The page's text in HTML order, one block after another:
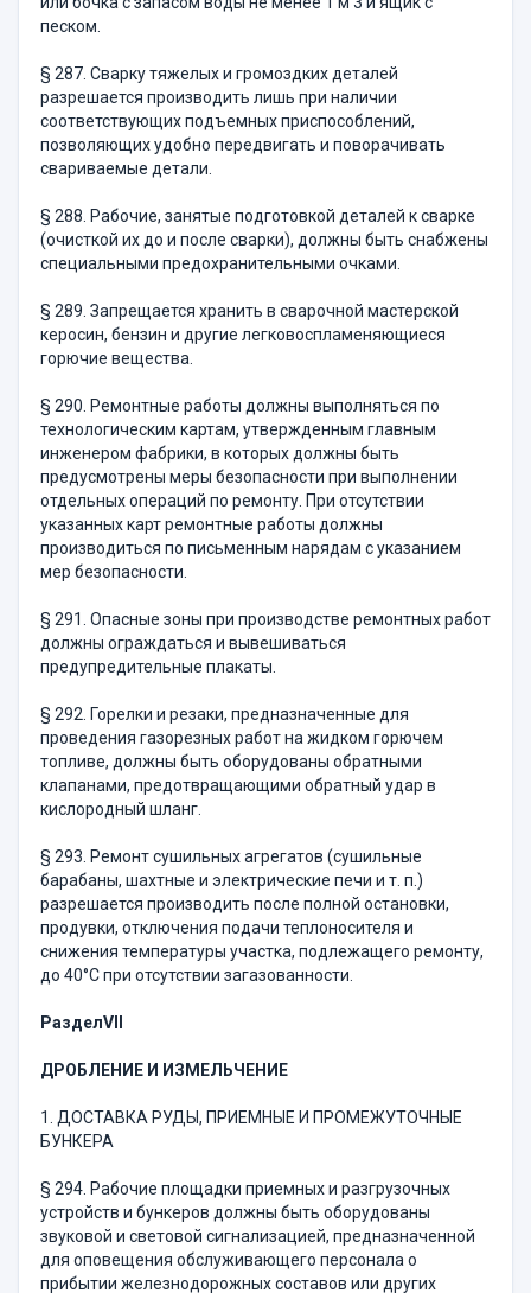
песком.
§ 287. Сварку тяжелых и громоздких деталей
разрешается производить лишь при наличии
соответствующих подъемных приспособ­лений,
позволяющих удобно передвигать и поворачивать
сваривае­мые детали.
§ 288. Рабочие, занятые подготовкой деталей к сварке
(очист­кой их до и после сварки), должны быть снабжены
специальными предохранительными очками.
§ 289. Запрещается хранить в сварочной мастерской
керосин, бензин и другие легковоспламеняющиеся
горючие вещества.
§ 290. Ремонтные работы должны выполняться по
техноло­гическим картам, утвержденным главным
инженером фабрики, в которых должны быть
предусмотрены меры безопасности при выполнении
отдельных операций по ремонту. При отсутствии
указанных карт ремонтные работы должны
производиться по пись­менным нарядам с указанием
мер безопасности.
§ 291. Опасные зоны при производстве ремонтных работ
долж­ны ограждаться и вывешиваться
предупредительные плакаты.
§ 292. Горелки и резаки, предназначенные для
проведения газо­резных работ на жидком горючем
топливе, должны быть обору­дованы обратными
клапанами, предотвращающими обратный удар в
кислородный шланг.
§ 293. Ремонт сушильных агрегатов (сушильные
барабаны, шахтные и электрические печи и т. п.)
разрешается производить после полной остановки,
продувки, отключения подачи теплоноси­теля и
снижения температуры участка, подлежащего ремонту,
до 40°С при отсутствии загазованности.
РазделVII
ДРОБЛЕНИЕ И ИЗМЕЛЬЧЕНИЕ
1. ДОСТАВКА РУДЫ, ПРИЕМНЫЕ И ПРОМЕЖУТОЧНЫЕ
БУНКЕРА
§ 294. Рабочие площадки приемных и разгрузочных
устройств и бункеров должны быть оборудованы
звуковой и световой сигна­лизацией, предназначенной
для оповещения обслуживающего персо­нала о
прибытии железнодорожных составов или других